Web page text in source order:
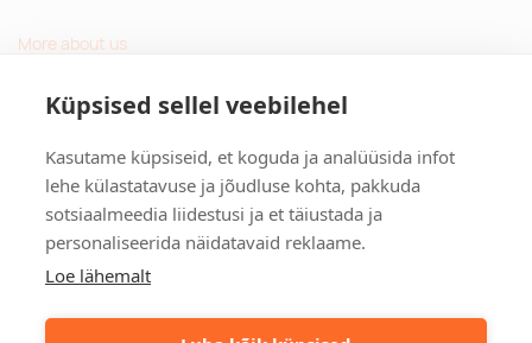
Küpsised sellel veebilehel
Kasutame küpsiseid, et koguda ja analüüsida infot
lehe külastatavuse ja jõudluse kohta, pakkuda
sotsiaalmeedia liidestusi ja et täiustada ja
personaliseerida näidatavaid reklaame.
Loe lähemalt
More about us
Sustainable gifts
Contact
Tulika põik 3, Tallinn, Estonia
info@kinkston.ee
+372 6989 100
Social media